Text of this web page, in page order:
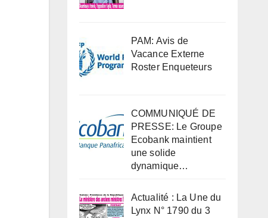
PAM: Avis de
Vacance Externe
Roster Enqueteurs
COMMUNIQUÉ DE
PRESSE: Le Groupe
Ecobank maintient
une solide
dynamique…
Actualité : La Une du
Lynx N° 1790 du 3